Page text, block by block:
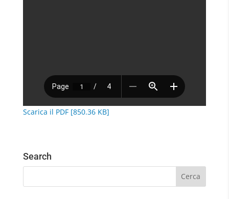
Scarica il PDF [850.36 KB]
Search